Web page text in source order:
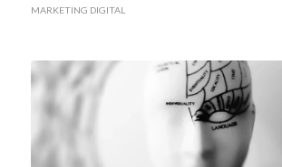
MARKETING DIGITAL